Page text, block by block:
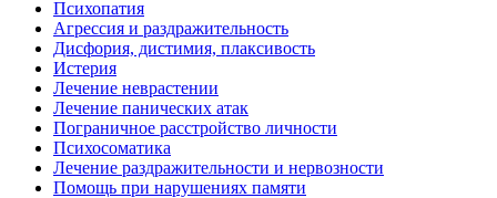
Психопатия
Агрессия и раздражительность
Дисфория, дистимия, плаксивость
Истерия
Лечение неврастении
Лечение панических атак
Пограничное расстройство личности
Психосоматика
Лечение раздражительности и нервозности
Помощь при нарушениях памяти